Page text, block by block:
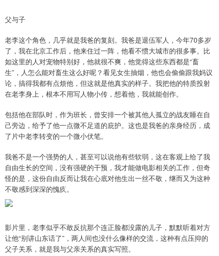
父与子
老李这个角色，几乎就是我爸的复刻。我爸是退伍军人，今年70多岁
了，我在北京工作后，他来住过一阵，他看不惯大城市的很多事。比
如这里的人对宠物特别好，他就很不爽，他觉得这些东西都是“畜
生”，人怎么能对畜生这么好呢？看见女生抽烟，他也会偷偷跟我妈议
论，搞得我都有点烦他，但这就是他真实的样子。我把他的特质投射
在老李身上，根本不用写人物小传，想着他，我就能创作。
包括他在部队时，作为班长，曾安排一个被其他人孤立的战友睡在自
己旁边，给予了他一点微不足道的庇护。这也是我爸的亲身经历，成
了片中老李转变的一个微小伏笔。
我爸不是一个强势的人，甚至可以说他有些软弱，这在客观上给了我
自由生长的空间，没有强硬的干预，我才能做电影相关的工作，但奇
怪的是，这份自由反而让我在心底对他生出一丝不敬，继而又为这种
不敬感到深深的愧疚。
影片里，老李似乎不敢反抗那个连正脸都没露的儿子，默默听着对方
让他“别讲山东话了”，两人间也没什么像样的交流，这种有点压抑的
父子关系，就是我与父亲关系的真实写照。